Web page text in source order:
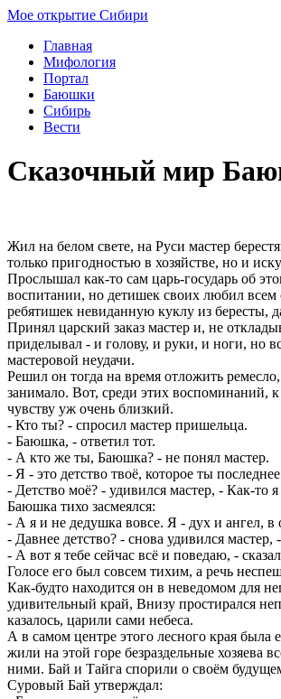
Мое открытие Сибири
Главная
Мифология
Портал
Баюшки
Сибирь
Вести
Сказочный мир
Жил на белом свете, на Руси мастер
только пригодностью в хозяйстве, но и
Прослышал как-то сам царь-государь об
воспитании, но детишек своих любил
ребятишек невиданную куклу из бересты,
Принял царский заказ мастер и, не
приделывал - и голову, и руки, и ноги, но
мастеровой неудачи.
Решил он тогда на время отложить
занимало. Вот, среди этих воспоминаний,
чувству уж очень близкий.
- Кто ты? - спросил мастер пришельца.
- Баюшка, - ответил тот.
- А кто же ты, Баюшка? - не понял мастер.
- Я - это детство твоё, которое ты
- Детство моё? - удивился мастер, - Как-то
Баюшка тихо засмеялся:
- А я и не дедушка вовсе. Я - дух и ангел, в
- Давнее детство? - снова удивился мастер,
- А вот я тебе сейчас всё и поведаю, -
Голосе его был совсем тихим, а речь
Как-будто находится он в неведомом для
удивительный край, Внизу простирался
казалось, царили сами небеса.
А в самом центре этого лесного края
жили на этой горе безраздельные хозяева
ними. Бай и Тайга спорили о своём
Суровый Бай утверждал: